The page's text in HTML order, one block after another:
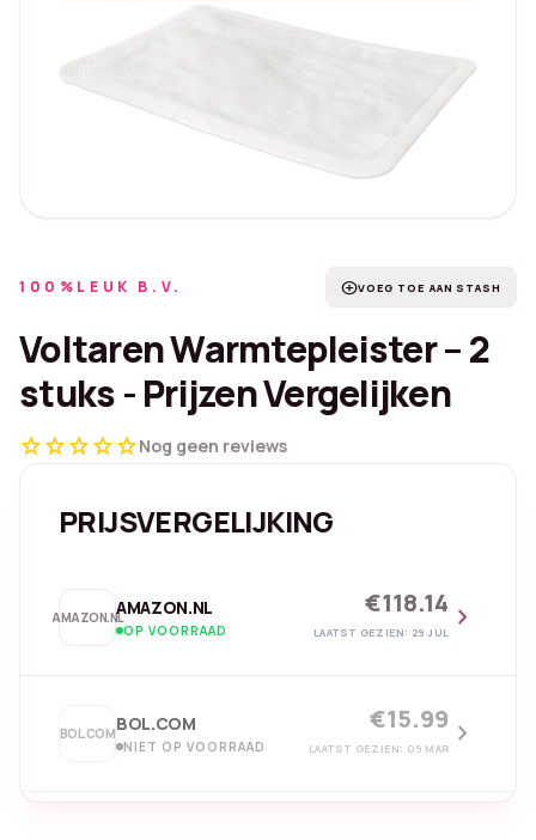
100%LEUK B.V. add_circleVOEG TOE AAN STASH
Voltaren Warmtepleister – 2
stuks - Prijzen Vergelijken
starstarstarstarstarNog geen reviews
PRIJSVERGELIJKING
AMAZON.NLAMAZON.NL
OP VOORRAAD
€118.14
LAATST GEZIEN: 29 JUL chevron_right
BOL.COMBOL.COM
NIET OP VOORRAAD
€15.99
LAATST GEZIEN: 09 MAR chevron_right